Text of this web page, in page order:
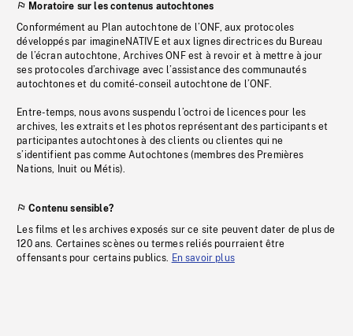
Moratoire sur les contenus autochtones
Conformément au Plan autochtone de l’ONF, aux protocoles
développés par imagineNATIVE et aux lignes directrices du Bureau
de l’écran autochtone, Archives ONF est à revoir et à mettre à jour
ses protocoles d’archivage avec l’assistance des communautés
autochtones et du comité-conseil autochtone de l’ONF.
Entre-temps, nous avons suspendu l’octroi de licences pour les
archives, les extraits et les photos représentant des participants et
participantes autochtones à des clients ou clientes qui ne
s’identifient pas comme Autochtones (membres des Premières
Nations, Inuit ou Métis).
Contenu sensible?
Les films et les archives exposés sur ce site peuvent dater de plus de
120 ans. Certaines scènes ou termes reliés pourraient être
offensants pour certains publics. En savoir plus